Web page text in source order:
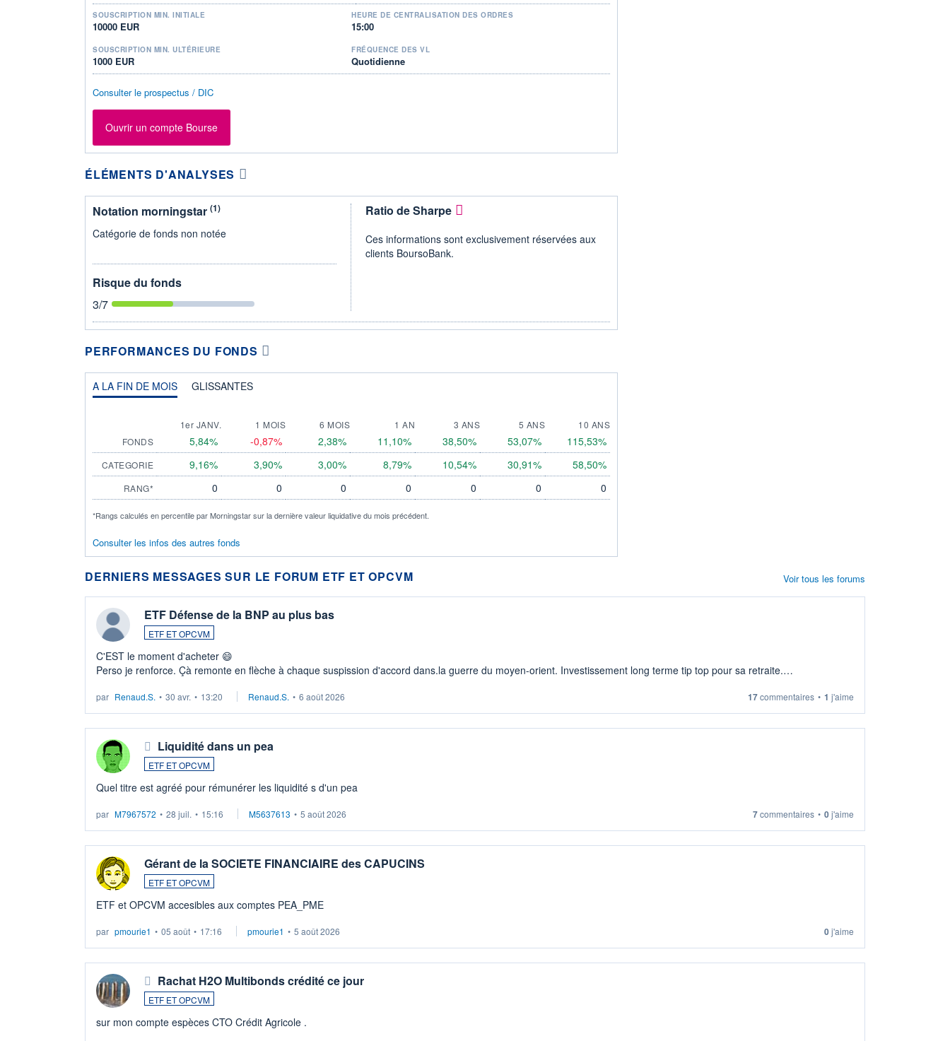
SOUSCRIPTION MIN. INITIALE
10000 EUR
HEURE DE CENTRALISATION DES ORDRES
15:00
SOUSCRIPTION MIN. ULTÉRIEURE
1000 EUR
FRÉQUENCE DES VL
Quotidienne
Consulter le prospectus / DIC
Ouvrir un compte Bourse
ÉLÉMENTS D'ANALYSES
Notation morningstar (1)
Catégorie de fonds non notée
Risque du fonds
3/7
Ratio de Sharpe
Ces informations sont exclusivement réservées aux
clients BoursoBank.
PERFORMANCES DU FONDS
A LA FIN DE MOIS GLISSANTES
1er JANV. 1 MOIS 6 MOIS 1 AN 3 ANS 5 ANS
10 ANS
FONDS
5,84% -0,87% 2,38% 11,10% 38,50% 53,07% 115,53%
CATEGORIE 9,16% 3,90% 3,00% 8,79% 10,54% 30,91% 58,50%
RANG* 0 0 0 0 0 0 0
*Rangs calculés en percentile par Morningstar sur la dernière valeur liquidative du mois précédent.
Consulter les infos des autres fonds
DERNIERS MESSAGES SUR LE FORUM ETF ET OPCVM
ETF Défense de la BNP au plus bas
ETF ET OPCVM
C'EST le moment d'acheter 😄​
Perso je renforce. Çà remonte en flèche à chaque suspission d'accord dans.la guerre du moyen-orient. Investissement long terme tip top pour sa retraite.
par Renaud.S. • 30 avr. • 13:20 Renaud.S. • 6 août 2026 17commentaires • 1 j'aime
Liquidité dans un pea
ETF ET OPCVM
Quel titre est agréé pour rémunérer les liquidité s d'un pea
par M7967572 • 28 juil. • 15:16 M5637613 • 5 août 2026 7commentaires • 0j'aime
Gérant de la SOCIETE FINANCIAIRE des CAPUCINS
ETF ET OPCVM
ETF et OPCVM accesibles aux comptes PEA_PME
par pmourie1 • 05 août • 17:16 pmourie1 • 5 août 2026 0j'aime
Rachat H2O Multibonds crédité ce jour
ETF ET OPCVM
sur mon compte espèces CTO Crédit Agricole .
Voir tous les forums